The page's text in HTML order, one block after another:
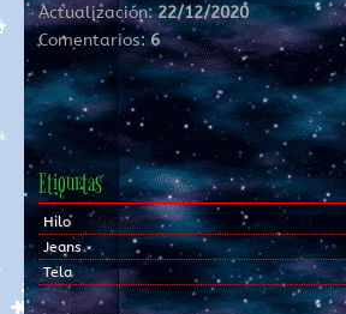
Actualización:22/12/2020
Comentarios:6
Etiquetas
Hilo
Jeans
Tela